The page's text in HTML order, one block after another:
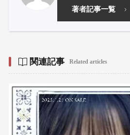
著者記事一覧
関連記事 Related articles